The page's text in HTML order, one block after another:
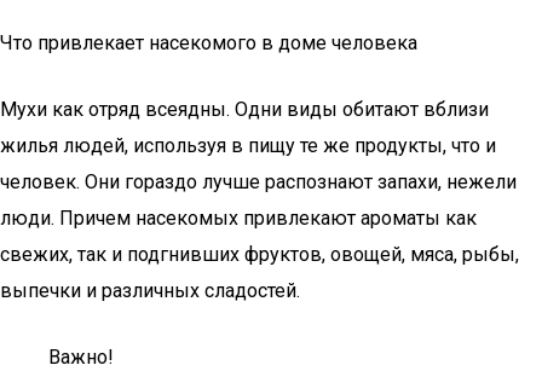
Что привлекает насекомого в доме человека
Мухи как отряд всеядны. Одни виды обитают вблизи
жилья людей, используя в пищу те же продукты, что и
человек. Они гораздо лучше распознают запахи, нежели
люди. Причем насекомых привлекают ароматы как
свежих, так и подгнивших фруктов, овощей, мяса, рыбы,
выпечки и различных сладостей.
Важно!